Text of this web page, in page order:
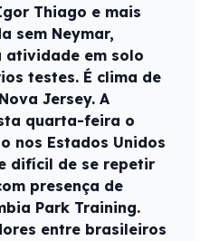
Thiago e mais
sem Neymar,
atividade em solo
testes. É clima de
Jersey. A
quarta-feira o
nos Estados Unidos
difícil de se repetir
presença de
Park Training.
entre brasileiros